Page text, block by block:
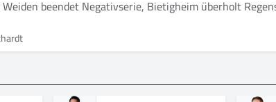
beendet Negativserie, Bietigheim überholt